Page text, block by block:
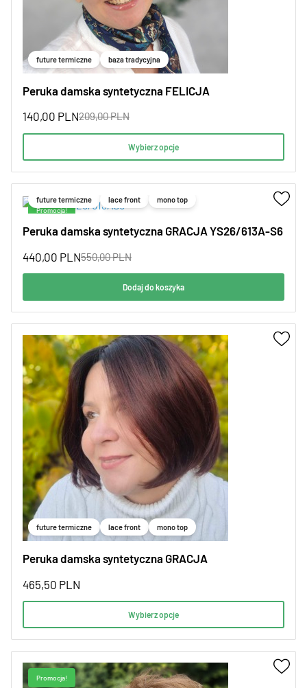
future termiczne baza tradycyjna
Peruka damska syntetyczna FELICJA
209,00PLN
140,00 PLN
Wybierz opcje
Promocja!
future termiczne lace front mono top
Peruka damska syntetyczna GRACJA YS26/613A-S6
550,00PLN
440,00 PLN
Dodaj do koszyka
future termiczne lace front mono top
Peruka damska syntetyczna GRACJA
465,50 PLN
Wybierz opcje
Promocja!